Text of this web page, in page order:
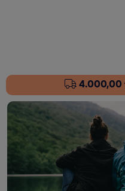
4.000,00
Pleieprodukter
Sårstell
Stressdempende